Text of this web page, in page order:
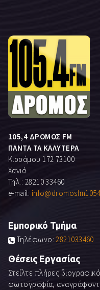
105,4 ΔΡΟΜΟΣ FM
ΠΑΝΤΑ ΤΑ ΚΑΛΥΤΕΡΑ
Κισσάμου 172 73100
Χανιά
Τηλ.: 28210 33460
e-mail:
Εμπορικό Τμήμα
Τηλέφωνο:2821033460
Θέσεις Εργασίας
Στείλτε πλήρες
φωτογραφία,